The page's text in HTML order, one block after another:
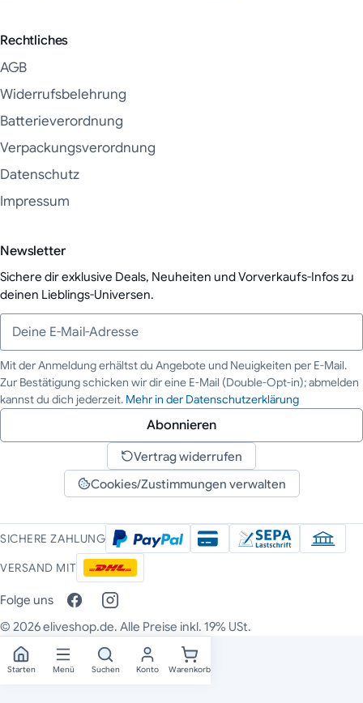
Rechtliches
AGB
Widerrufsbelehrung
Batterieverordnung
Verpackungsverordnung
Datenschutz
Impressum
Newsletter
Sichere dir exklusive Deals, Neuheiten und Vorverkaufs-Infos zu
deinen Lieblings-Universen.
Deine E-Mail-Adresse
Mit der Anmeldung erhältst du Angebote und Neuigkeiten per E-Mail.
Zur Bestätigung schicken wir dir eine E-Mail (Double-Opt-in); abmelden
kannst du dich jederzeit. Mehr in der Datenschutzerklärung
Abonnieren
Vertrag widerrufen
Cookies/Zustimmungen verwalten
SICHERE ZAHLUNG
VERSAND MIT
Folge uns
© 2026 eliveshop.de. Alle Preise inkl. 19% USt.
Starten Menü Suchen Konto Warenkorb